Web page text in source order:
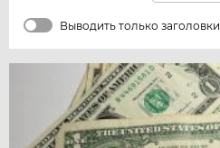
Выводить только заголовки